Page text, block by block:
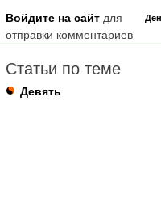
Войдите на сайт для
отправки комментариев
Статьи по теме
Девять